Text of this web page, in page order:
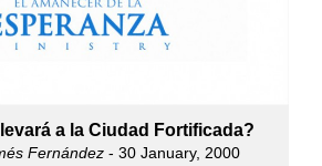
a la Ciudad Fortificada?
Fernández - 30 January, 2000